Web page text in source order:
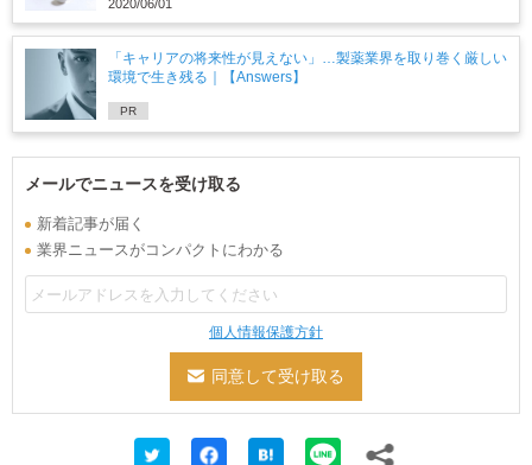
2020/06/01
「キャリアの将来性が見えない」…製薬業界を取り巻く厳しい
環境で生き残る｜【Answers】
PR
メールでニュースを受け取る
新着記事が届く
業界ニュースがコンパクトにわかる
個人情報保護方針